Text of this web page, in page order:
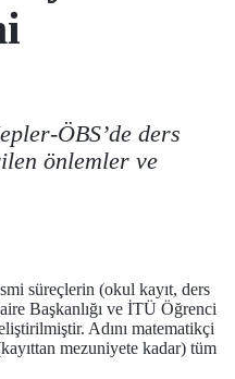
ÖBS’de ders
önlemler ve
süreçlerin (okul kayıt, ders
Başkanlığı ve İTÜ Öğrenci
Adını matematikçi
mezuniyete kadar) tüm